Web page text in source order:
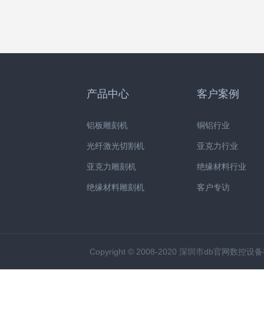
产品中心
铝板雕刻机
光纤激光切割机
亚克力雕刻机
绝缘材料雕刻机
客户案例
铜铝行业
亚克力行业
绝缘材料行业
客户专访
Copyright © 2008-2020 深圳市db官网数控设